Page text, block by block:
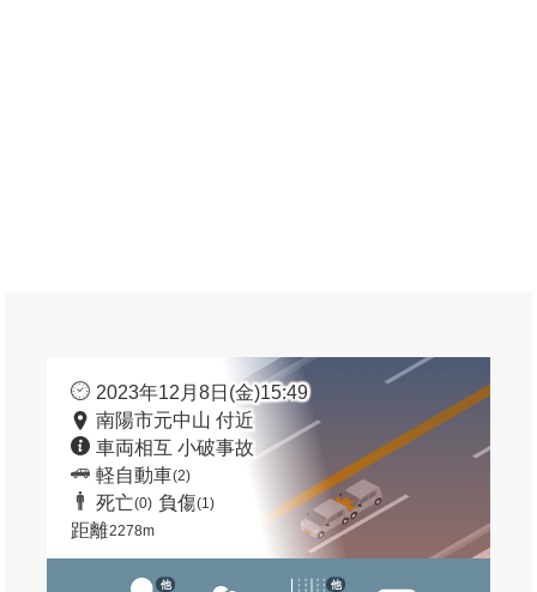
2023年12月8日(金)15:49
南陽市元中山 付近
車両相互 小破事故
軽自動車(2)
死亡(0) 負傷(1)
距離2278m
他 他